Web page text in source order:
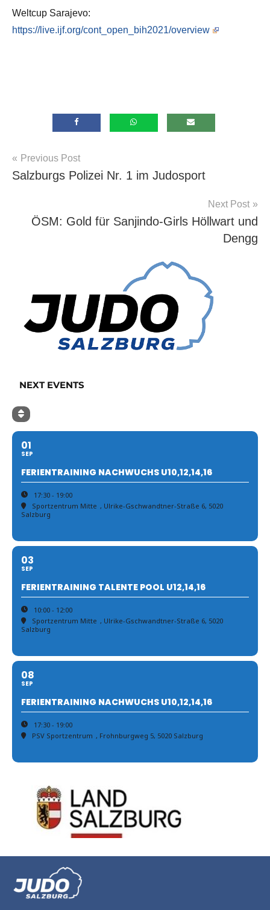
Weltcup Sarajevo:
https://live.ijf.org/cont_open_bih2021/overview
Allgemein
Beitragsnavigation
Previous Post
Salzburgs Polizei Nr. 1 im Judosport
Next Post
ÖSM: Gold für Sanjindo-Girls Höllwart und
Dengg
NEXT EVENTS
01
SEP
FERIENTRAINING NACHWUCHS U10,12,14,16
17:30 - 19:00
Sportzentrum Mitte , Ulrike-Gschwandtner-Straße 6, 5020
Salzburg
03
SEP
FERIENTRAINING TALENTE POOL U12,14,16
10:00 - 12:00
Sportzentrum Mitte , Ulrike-Gschwandtner-Straße 6, 5020
Salzburg
08
SEP
FERIENTRAINING NACHWUCHS U10,12,14,16
17:30 - 19:00
PSV Sportzentrum , Frohnburgweg 5, 5020 Salzburg